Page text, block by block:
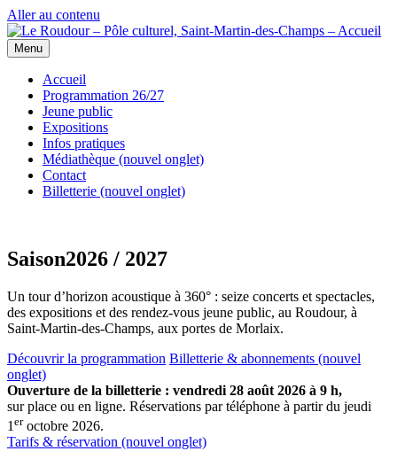
Aller au contenu
Menu
Accueil
Programmation 26/27
Jeune public
Expositions
Infos pratiques
Médiathèque (nouvel onglet)
Contact
Billetterie (nouvel onglet)
Saison2026 / 2027
Un tour d’horizon acoustique à 360° : seize concerts et spectacles,
des expositions et des rendez-vous jeune public, au Roudour, à
Saint-Martin-des-Champs, aux portes de Morlaix.
Découvrir la programmation Billetterie & abonnements (nouvel
onglet)
Ouverture de la billetterie : vendredi 28 août 2026 à 9 h,
sur place ou en ligne. Réservations par téléphone à partir du jeudi
1 eroctobre 2026.
Tarifs & réservation (nouvel onglet)